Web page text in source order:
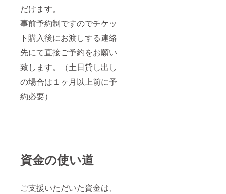
だけます。
事前予約制ですのでチケッ
ト購入後にお渡しする連絡
先にて直接ご予約をお願い
致します。（土日貸し出し
の場合は１ヶ月以上前に予
約必要）
資金の使い道
ご支援いただいた資金は、